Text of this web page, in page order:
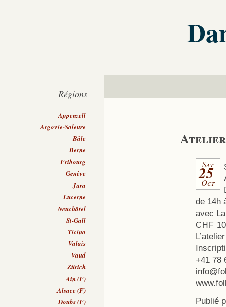
Atelier
Sat
25
Oct
de 14h
avec
CHF
+41 78
Publié
Régions
Appenzell
Argovie-Soleure
Bâle
Berne
Fribourg
Genève
Jura
Lucerne
Neuchâtel
St-Gall
Ticino
Valais
Vaud
Zürich
Ain (F)
Alsace (F)
Doubs (F)